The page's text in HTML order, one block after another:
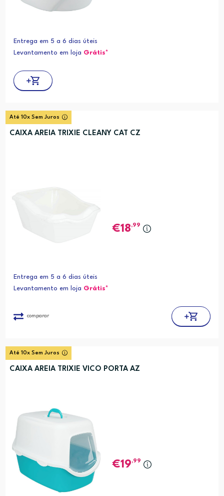
Entrega em 5 a 6 dias úteis
Levantamento em loja Grátis*
Até 10x Sem Juros
CAIXA AREIA TRIXIE CLEANY CAT CZ
18,99
Entrega em 5 a 6 dias úteis
Levantamento em loja Grátis*
comparar
Até 10x Sem Juros
CAIXA AREIA TRIXIE VICO PORTA AZ
19,99